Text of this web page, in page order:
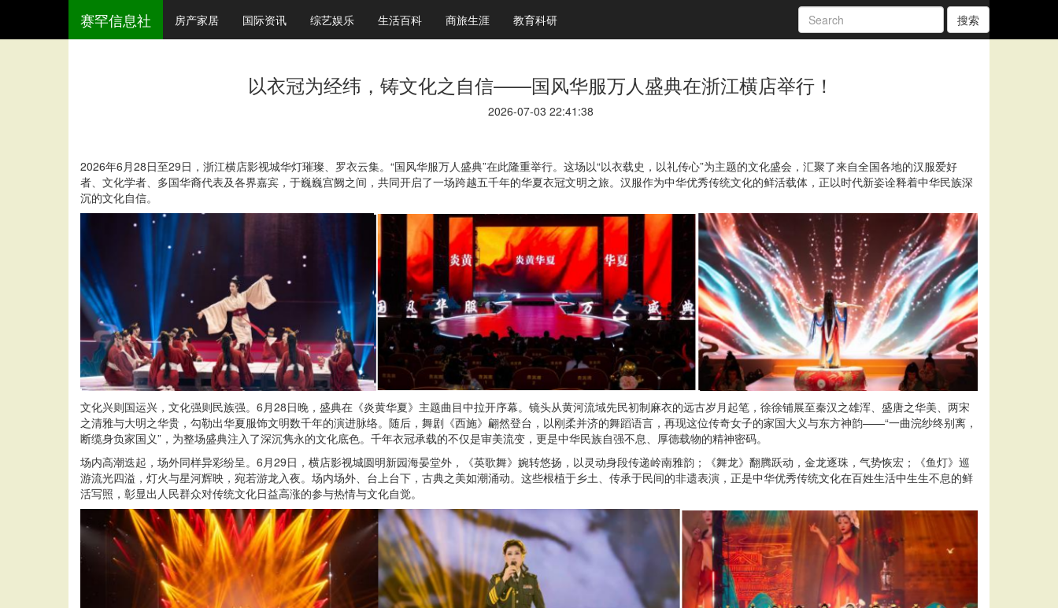
赛罕信息社 房产家居 国际资讯 综艺娱乐 生活百科 商旅生涯 教育科研 搜索
以衣冠为经纬，铸文化之自信——国风华服万人盛典在浙江横店举行！
2026-07-03 22:41:38
2026年6月28日至29日，浙江横店影视城华灯璀璨、罗衣云集。“国风华服万人盛典”在此隆重举行。这场以“以衣载史，以礼传心”为主题的文化盛会，汇聚了来自全国各地的汉服爱好
者、文化学者、多国华裔代表及各界嘉宾，于巍巍宫阙之间，共同开启了一场跨越五千年的华夏衣冠文明之旅。汉服作为中华优秀传统文化的鲜活载体，正以时代新姿诠释着中华民族深
沉的文化自信。
文化兴则国运兴，文化强则民族强。6月28日晚，盛典在《炎黄华夏》主题曲目中拉开序幕。镜头从黄河流域先民初制麻衣的远古岁月起笔，徐徐铺展至秦汉之雄浑、盛唐之华美、两宋
之清雅与大明之华贵，勾勒出华夏服饰文明数千年的演进脉络。随后，舞剧《西施》翩然登台，以刚柔并济的舞蹈语言，再现这位传奇女子的家国大义与东方神韵——“一曲浣纱终别离，
断缆身负家国义”，为整场盛典注入了深沉隽永的文化底色。千年衣冠承载的不仅是审美流变，更是中华民族自强不息、厚德载物的精神密码。
场内高潮迭起，场外同样异彩纷呈。6月29日，横店影视城圆明新园海晏堂外，《英歌舞》婉转悠扬，以灵动身段传递岭南雅韵；《舞龙》翻腾跃动，金龙逐珠，气势恢宏；《鱼灯》巡
游流光四溢，灯火与星河辉映，宛若游龙入夜。场内场外、台上台下，古典之美如潮涌动。这些根植于乡土、传承于民间的非遗表演，正是中华优秀传统文化在百姓生活中生生不息的鲜
活写照，彰显出人民群众对传统文化日益高涨的参与热情与文化自觉。